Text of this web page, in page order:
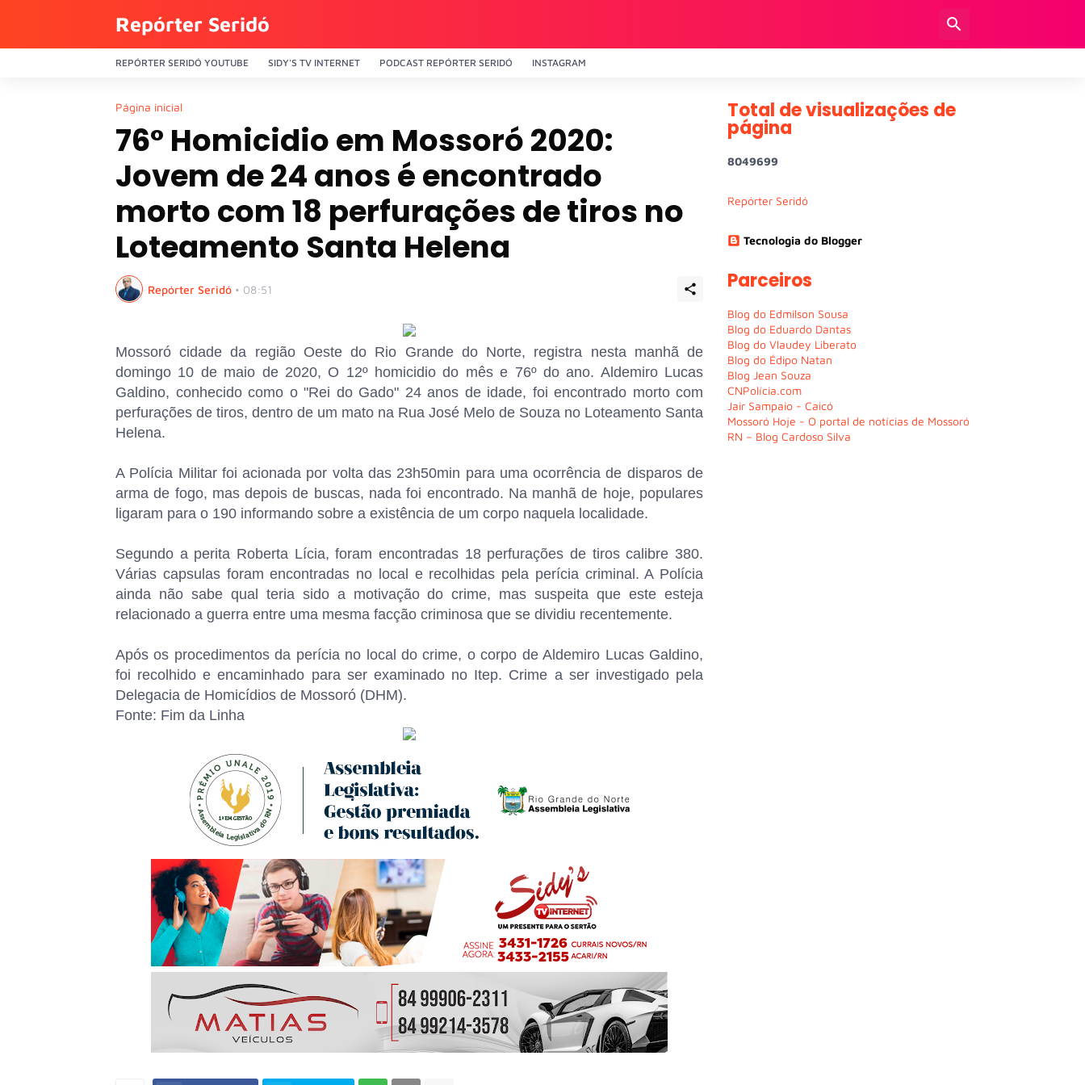
Repórter Seridó
REPÓRTER SERIDÓ YOUTUBE SIDY'S TV INTERNET PODCAST REPÓRTER SERIDÓ INSTAGRAM
Página inicial
76° Homicidio em Mossoró 2020:
Jovem de 24 anos é encontrado
morto com 18 perfurações de tiros no
Loteamento Santa Helena
Repórter Seridó • 08:51
Mossoró cidade da região Oeste do Rio Grande do Norte, registra nesta manhã de
domingo 10 de maio de 2020, O 12º homicidio do mês e 76º do ano. Aldemiro Lucas
Galdino, conhecido como o "Rei do Gado" 24 anos de idade, foi encontrado morto com
perfurações de tiros, dentro de um mato na Rua José Melo de Souza no Loteamento Santa
Helena.
A Polícia Militar foi acionada por volta das 23h50min para uma ocorrência de disparos de
arma de fogo, mas depois de buscas, nada foi encontrado. Na manhã de hoje, populares
ligaram para o 190 informando sobre a existência de um corpo naquela localidade.
Segundo a perita Roberta Lícia, foram encontradas 18 perfurações de tiros calibre 380.
Várias capsulas foram encontradas no local e recolhidas pela perícia criminal. A Polícia
ainda não sabe qual teria sido a motivação do crime, mas suspeita que este esteja
relacionado a guerra entre uma mesma facção criminosa que se dividiu recentemente.
Após os procedimentos da perícia no local do crime, o corpo de Aldemiro Lucas Galdino,
foi recolhido e encaminhado para ser examinado no Itep. Crime a ser investigado pela
Delegacia de Homicídios de Mossoró (DHM).
Fonte: Fim da Linha
Total de visualizações de
página
8049699
Repórter Seridó
Tecnologia do Blogger
Parceiros
Blog do Edmilson Sousa
Blog do Eduardo Dantas
Blog do Vlaudey Liberato
Blog do Édipo Natan
Blog Jean Souza
CNPolícia.com
Jair Sampaio - Caicó
Mossoró Hoje - O portal de notícias de Mossoró
RN – Blog Cardoso Silva